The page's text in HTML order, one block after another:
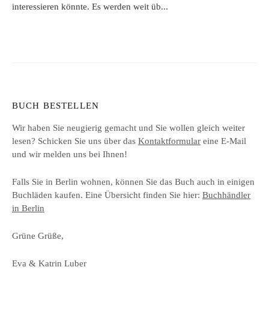
interessieren könnte. Es werden weit üb...
BUCH BESTELLEN
Wir haben Sie neugierig gemacht und Sie wollen gleich weiter
lesen? Schicken Sie uns über das Kontaktformular eine E-Mail
und wir melden uns bei Ihnen!
Falls Sie in Berlin wohnen, können Sie das Buch auch in einigen
Buchläden kaufen. Eine Übersicht finden Sie hier: Buchhändler
in Berlin
Grüne Grüße,
Eva & Katrin Luber